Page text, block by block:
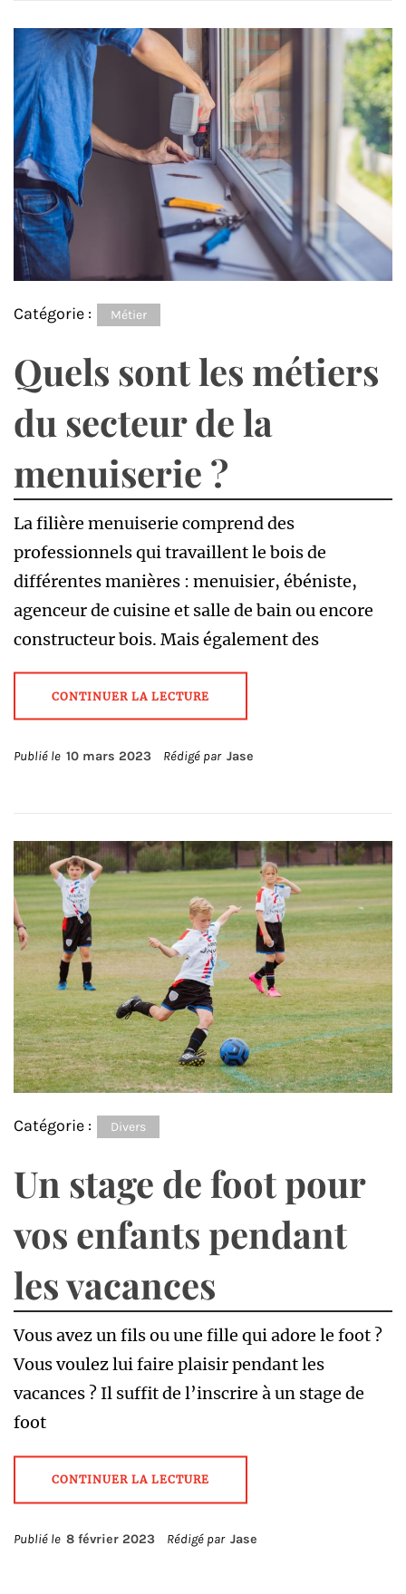
Catégorie : Métier
Quels sont les métiers
du secteur de la
menuiserie ?
La filière menuiserie comprend des
professionnels qui travaillent le bois de
différentes manières : menuisier, ébéniste,
agenceur de cuisine et salle de bain ou encore
constructeur bois. Mais également des
CONTINUER LA LECTURE
Publié le 10 mars 2023 Rédigé par Jase
Catégorie : Divers
Un stage de foot pour
vos enfants pendant
les vacances
Vous avez un fils ou une fille qui adore le foot ?
Vous voulez lui faire plaisir pendant les
vacances ? Il suffit de l’inscrire à un stage de
foot
CONTINUER LA LECTURE
Publié le 8 février 2023 Rédigé par Jase